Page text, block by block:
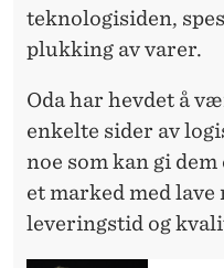
teknologisiden,
plukking av varer.
Oda har hevdet å
enkelte sider av
noe som kan gi
et marked med
leveringstid og